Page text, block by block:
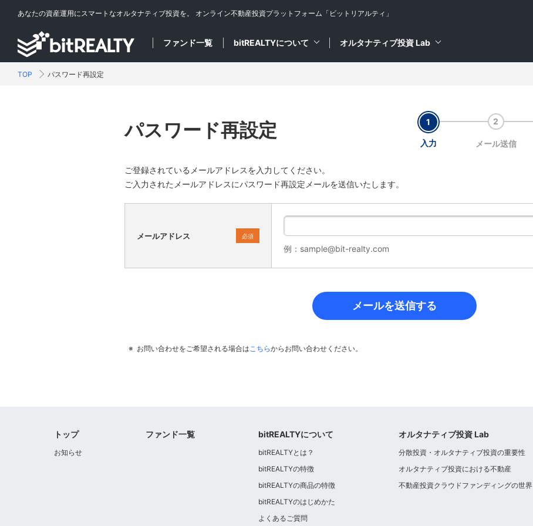
あなたの資産運用にスマートなオルタナティブ投資を。 オンライン不動産投資プラットフォーム 「ビットリアルティ」
ファンド一覧 bitREALTYについて オルタナティブ投資 Lab
TOP パスワード再設定
パスワード再設定
入力 メール送信
ご登録されているメールアドレスを入力してください。
ご入力されたメールアドレスにパスワード再設定メールを送信いたします。
メールアドレス
例：sample@bit-realty.com
メールを送信する
お問い合わせをご希望される場合はこちらからお問い合わせください。
トップ
お知らせ
ファンド一覧 bitREALTYについて
bitREALTYとは？
bitREALTYの特徴
bitREALTYの商品の特徴
bitREALTYのはじめかた
よくあるご質問
オルタナティブ投資 Lab
分散投資・オルタナティブ投資の重要性
オルタナティブ投資における不動産
不動産投資クラウドファンディングの世界